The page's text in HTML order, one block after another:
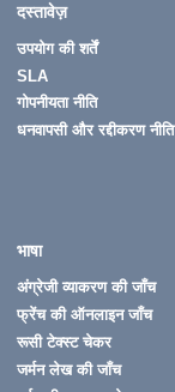
दस्तावेज़
उपयोग की शर्तें
SLA
गोपनीयता नीति
धनवापसी और रद्दीकरण नीति
भाषा
अंग्रेजी व्याकरण की जाँच
फ्रेंच की ऑनलाइन जाँच
रूसी टेक्स्ट चेकर
जर्मन लेख की जाँच